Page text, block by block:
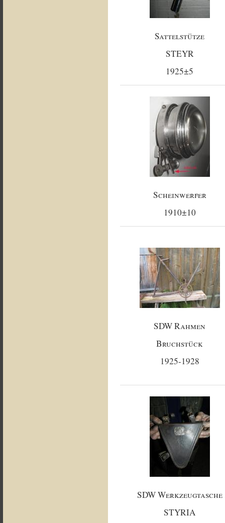
Sattelstütze
STEYR
1925±5
Scheinwerfer
1910±10
SDW Rahmen
Bruchstück
1925-1928
SDW Werkzeugtasche
STYRIA